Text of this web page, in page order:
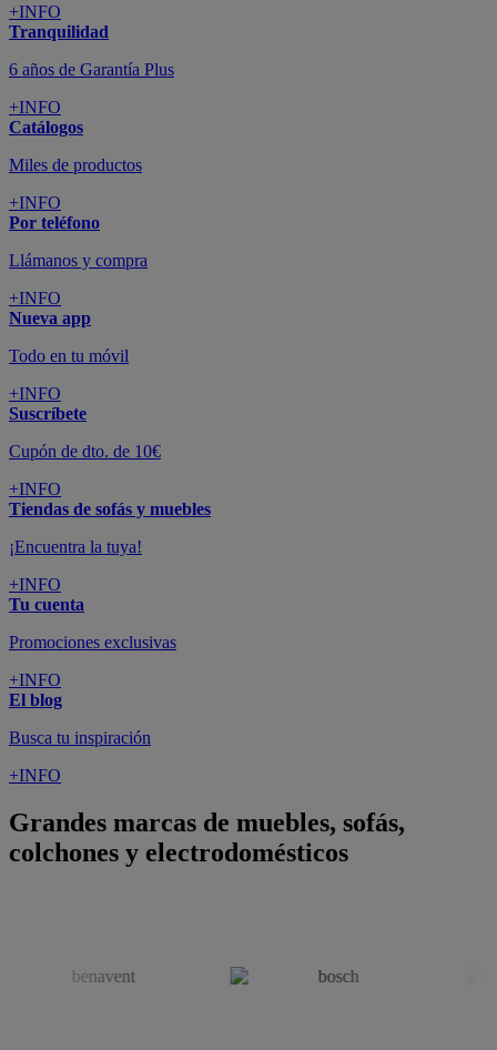
+INFO
Tranquilidad
6 años de Garantía Plus
+INFO
Catálogos
Miles de productos
+INFO
Por teléfono
Llámanos y compra
+INFO
Nueva app
Todo en tu móvil
+INFO
Suscríbete
Cupón de dto. de 10€
+INFO
Tiendas de sofás y muebles
¡Encuentra la tuya!
+INFO
Tu cuenta
Promociones exclusivas
+INFO
El blog
Busca tu inspiración
+INFO
Grandes marcas de muebles, sofás,
colchones y electrodomésticos